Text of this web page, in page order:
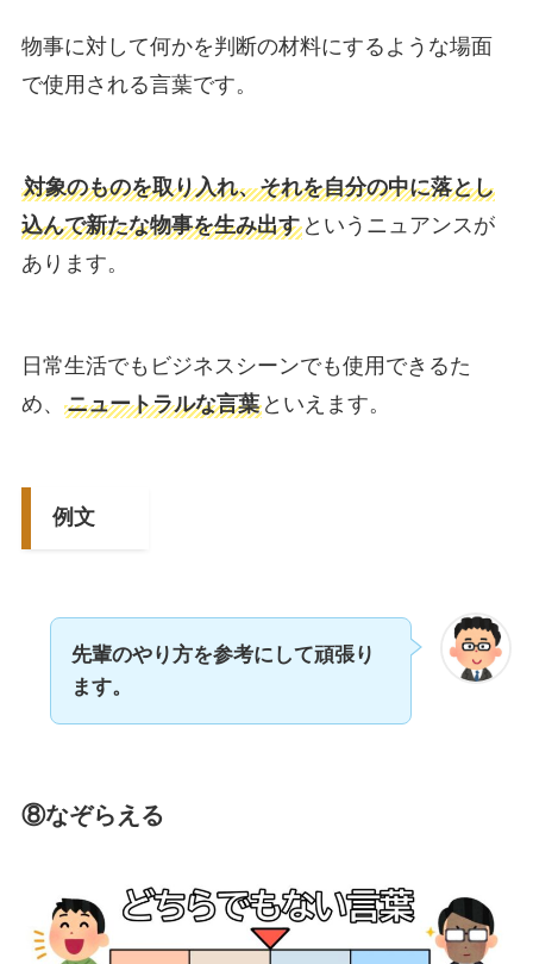
物事に対して何かを判断の材料にするような場面
で使用される言葉です。
対象のものを取り入れ、それを自分の中に落とし
込んで新たな物事を生み出すというニュアンスが
あります。
日常生活でもビジネスシーンでも使用できるた
め、 ニュートラルな言葉といえます。
例文
先輩のやり方を参考にして頑張り
ます。
⑧なぞらえる